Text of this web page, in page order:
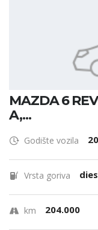
MAZDA 6
A,...
Godište vozila
Vrsta goriva
km 204.000